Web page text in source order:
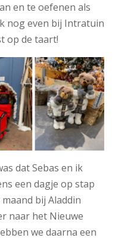
en te oefenen als
nog even bij Intratuin
op de taart!
dat Sebas en ik
een dagje op stap
bij Aladdin
naar het Nieuwe
we daarna een